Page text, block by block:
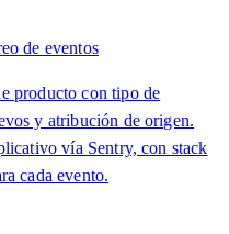
de eventos
producto con tipo de
y atribución de origen.
vía Sentry, con stack
cada evento.